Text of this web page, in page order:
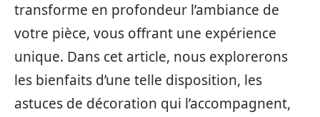
transforme en profondeur l’ambiance de
votre pièce, vous offrant une expérience
unique. Dans cet article, nous explorerons
les bienfaits d’une telle disposition, les
astuces de décoration qui l’accompagnent,